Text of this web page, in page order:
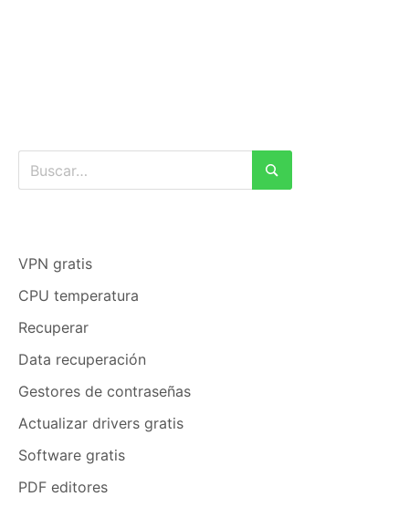
Buscar:
Buscar
VPN gratis
CPU temperatura
Recuperar
Data recuperación
Gestores de contraseñas
Actualizar drivers gratis
Software gratis
PDF editores